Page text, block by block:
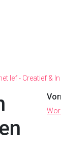
lef - Creatief &